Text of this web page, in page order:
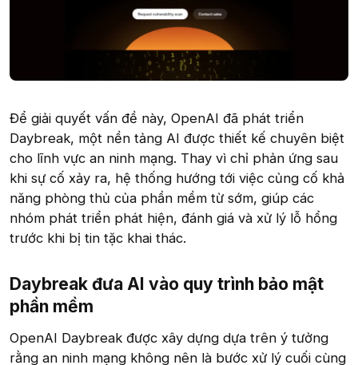
Để giải quyết vấn đề này, OpenAI đã phát triển
Daybreak, một nền tảng AI được thiết kế chuyên biệt
cho lĩnh vực an ninh mạng. Thay vì chỉ phản ứng sau
khi sự cố xảy ra, hệ thống hướng tới việc củng cố khả
năng phòng thủ của phần mềm từ sớm, giúp các
nhóm phát triển phát hiện, đánh giá và xử lý lỗ hổng
trước khi bị tin tặc khai thác.
Daybreak đưa AI vào quy trình bảo mật
phần mềm
OpenAI Daybreak được xây dựng dựa trên ý tưởng
rằng an ninh mạng không nên là bước xử lý cuối cùng